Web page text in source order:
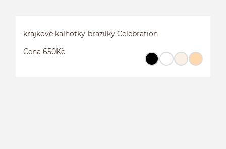
krajkové kalhotky-brazilky Celebration
Cena 650Kč